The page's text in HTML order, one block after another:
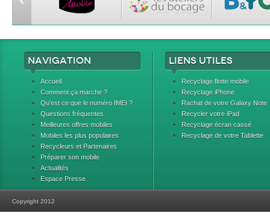
Navigation
Accueil
Comment ça marche ?
Qu'est ce que le numéro IMEI ?
Questions fréquentes
Meilleures offres mobiles
Mobiles les plus populaires
Recycleurs et Partenaires
Préparer son mobile
Actualités
Espace Presse
Liens utiles
Recyclage flotte mobile
Recyclage iPhone
Rachat de votre Galaxy Note
Recycler votre iPad
Recyclage écran cassé
Recyclage de votre Tablette
Copyright 2012